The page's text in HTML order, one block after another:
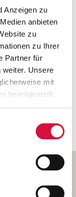
Anzeigen zu
anbieten
zu
zu Ihrer
Partner für
weiter. Unsere
mit
bereitgestellt
der Dienste
nutzen.
Wir wollen die
was nicht gut
nach der
wir
in den
war
und kam
Jahren wieder